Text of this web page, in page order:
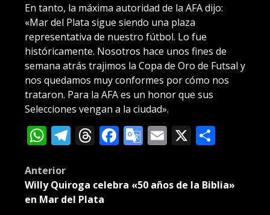
En tanto, la máxima autoridad de la AFA dijo:
«Mar del Plata sigue siendo una plaza
representativa de nuestro fútbol. Lo fue
históricamente. Nosotros hace unos fines de
semana atrás trajimos la Copa de Oro de Futsal y
nos quedamos muy conformes por cómo nos
trataron. Para la AFA es un honor que sus
Selecciones vengan a la ciudad».
WhatsApp
Telegram
Threads
Facebook
Google
Email
X
Post
navigation
Anterior
Willy Quiroga celebra «50 años de la Biblia»
en Mar del Plata